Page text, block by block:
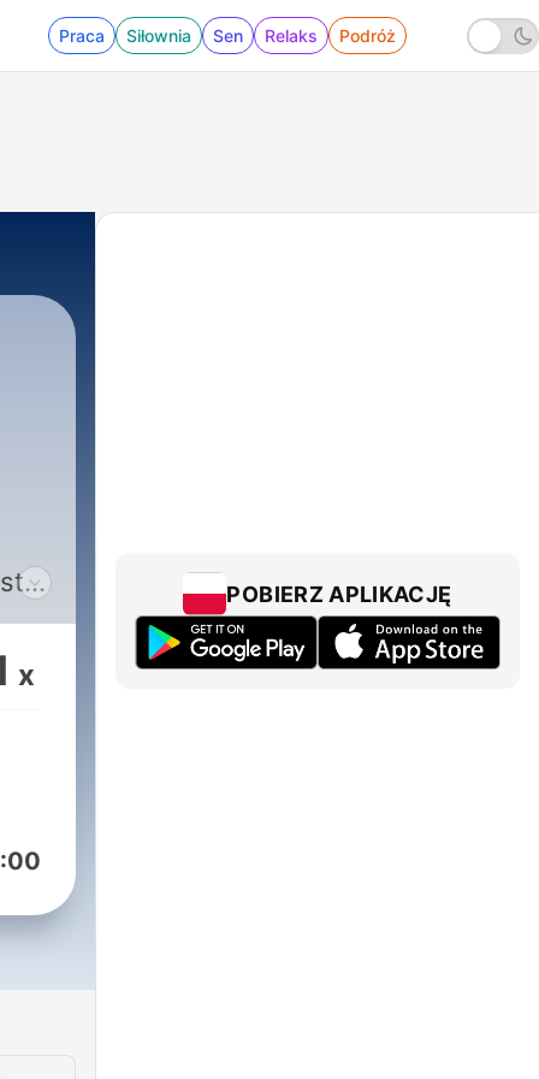
Praca Siłownia Sen Relaks Podróż
x
POBIERZ APLIKACJĘ